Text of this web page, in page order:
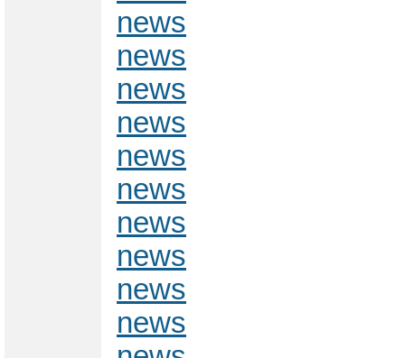
news
news
news
news
news
news
news
news
news
news